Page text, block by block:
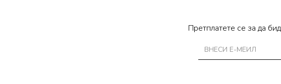
Претплатете се за да